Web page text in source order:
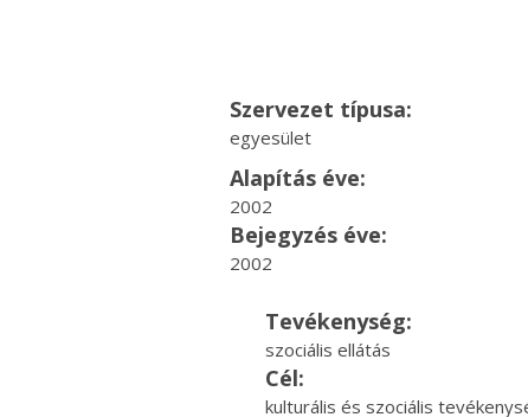
Szervezet típusa:
egyesület
Alapítás éve:
2002
Bejegyzés éve:
2002
Tevékenység:
szociális ellátás
Cél:
kulturális és szociális